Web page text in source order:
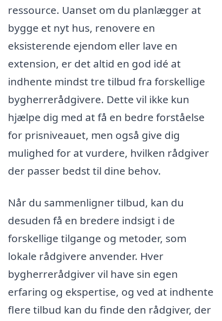
ressource. Uanset om du planlægger at
bygge et nyt hus, renovere en
eksisterende ejendom eller lave en
extension, er det altid en god idé at
indhente mindst tre tilbud fra forskellige
bygherrerådgivere. Dette vil ikke kun
hjælpe dig med at få en bedre forståelse
for prisniveauet, men også give dig
mulighed for at vurdere, hvilken rådgiver
der passer bedst til dine behov.
Når du sammenligner tilbud, kan du
desuden få en bredere indsigt i de
forskellige tilgange og metoder, som
lokale rådgivere anvender. Hver
bygherrerådgiver vil have sin egen
erfaring og ekspertise, og ved at indhente
flere tilbud kan du finde den rådgiver, der